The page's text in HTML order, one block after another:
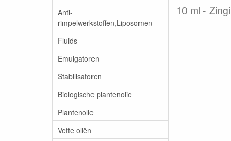
Anti-
rimpelwerkstoffen,Liposomen
Fluids
Emulgatoren
Stabilisatoren
Biologische plantenolie
Plantenolie
Vette oliën
10 ml